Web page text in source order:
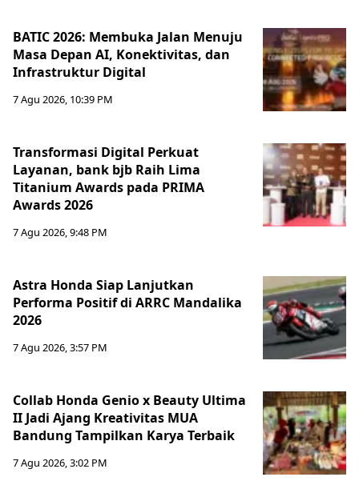
BATIC 2026: Membuka Jalan Menuju
Masa Depan AI, Konektivitas, dan
Infrastruktur Digital
7 Agu 2026, 10:39 PM
Transformasi Digital Perkuat
Layanan, bank bjb Raih Lima
Titanium Awards pada PRIMA
Awards 2026
7 Agu 2026, 9:48 PM
Astra Honda Siap Lanjutkan
Performa Positif di ARRC Mandalika
2026
7 Agu 2026, 3:57 PM
Collab Honda Genio x Beauty Ultima
II Jadi Ajang Kreativitas MUA
Bandung Tampilkan Karya Terbaik
7 Agu 2026, 3:02 PM